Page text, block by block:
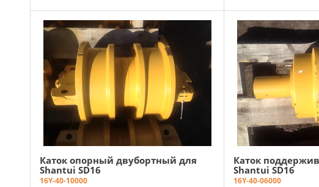
Каток опорный двубортный для
Shantui SD16
16Y-40-10000
Каток
Shantui SD16
16Y-40-06000